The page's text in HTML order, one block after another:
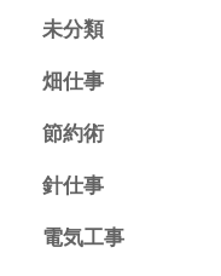
未分類
畑仕事
節約術
針仕事
電気工事